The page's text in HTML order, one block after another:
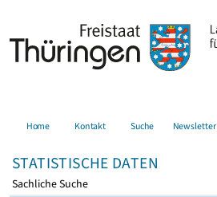
Home Kontakt Suche Newsletter
STATISTISCHE DATEN
Sachliche Suche